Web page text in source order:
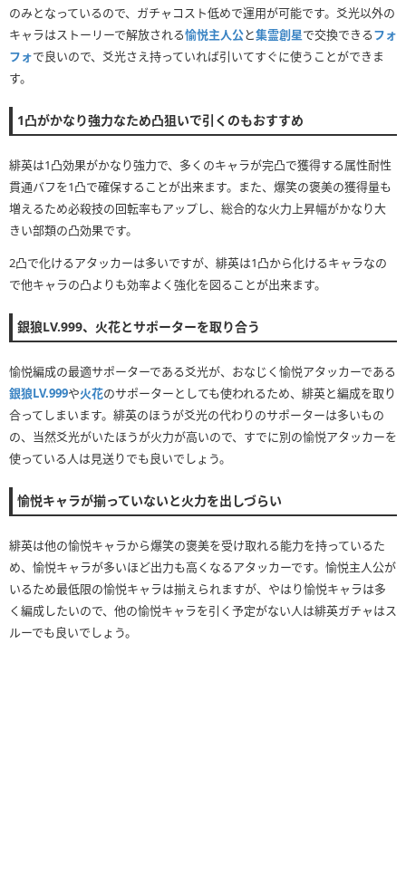
のみとなっているので、ガチャコスト低めで運用が可能です。爻光以外の
キャラはストーリーで解放される愉悦主人公と集霊創星で交換できるフォ
フォで良いので、爻光さえ持っていれば引いてすぐに使うことができま
す。
1凸がかなり強力なため凸狙いで引くのもおすすめ
緋英は1凸効果がかなり強力で、多くのキャラが完凸で獲得する属性耐性
貫通バフを1凸で確保することが出来ます。また、爆笑の褒美の獲得量も
増えるため必殺技の回転率もアップし、総合的な火力上昇幅がかなり大
きい部類の凸効果です。
2凸で化けるアタッカーは多いですが、緋英は1凸から化けるキャラなの
で他キャラの凸よりも効率よく強化を図ることが出来ます。
銀狼LV.999、火花とサポーターを取り合う
愉悦編成の最適サポーターである爻光が、おなじく愉悦アタッカーである
銀狼LV.999や火花のサポーターとしても使われるため、緋英と編成を取り
合ってしまいます。緋英のほうが爻光の代わりのサポーターは多いもの
の、当然爻光がいたほうが火力が高いので、すでに別の愉悦アタッカーを
使っている人は見送りでも良いでしょう。
愉悦キャラが揃っていないと火力を出しづらい
緋英は他の愉悦キャラから爆笑の褒美を受け取れる能力を持っているた
め、愉悦キャラが多いほど出力も高くなるアタッカーです。愉悦主人公が
いるため最低限の愉悦キャラは揃えられますが、やはり愉悦キャラは多
く編成したいので、他の愉悦キャラを引く予定がない人は緋英ガチャはス
ルーでも良いでしょう。